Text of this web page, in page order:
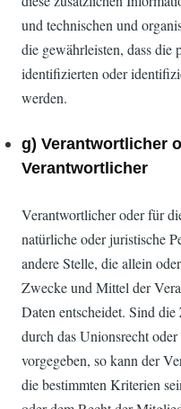
und technischen und
die gewährleisten, dass die
identifizierten oder
werden.
g) Verantwortlicher
Verantwortlicher
Verantwortlicher oder für
natürliche oder juristische
andere Stelle, die allein
Zwecke und Mittel der
Daten entscheidet. Sind
durch das Unionsrecht
vorgegeben, so kann der
die bestimmten Kriterien